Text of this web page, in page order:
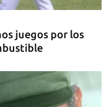
juegos por los